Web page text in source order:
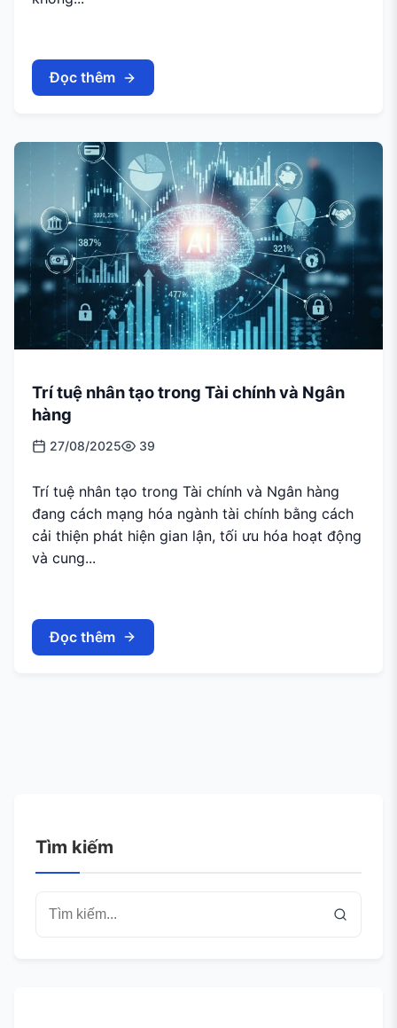
Đọc thêm
Trí tuệ nhân tạo trong Tài chính và Ngân
hàng
27/08/2025 39
Trí tuệ nhân tạo trong Tài chính và Ngân hàng
đang cách mạng hóa ngành tài chính bằng cách
cải thiện phát hiện gian lận, tối ưu hóa hoạt động
và cung...
Đọc thêm
Tìm kiếm